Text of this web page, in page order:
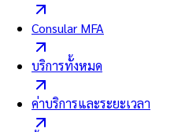
Consular MFA
บริการทั้งหมด
ค่าบริการและระยะเวลา